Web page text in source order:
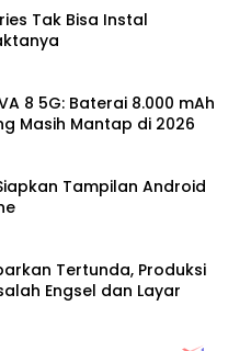
Tak Bisa Instal
8 5G: Baterai 8.000 mAh
Masih Mantap di 2026
Tampilan Android
Tertunda, Produksi
Engsel dan Layar